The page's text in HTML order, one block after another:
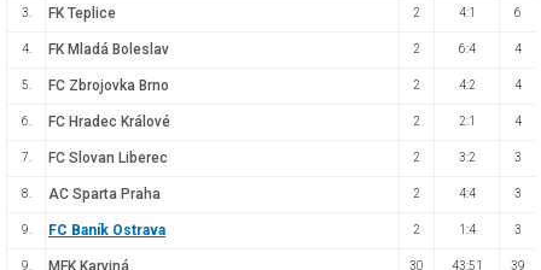
3. FK Teplice 2 4:1 6
4. FK Mladá Boleslav 2 6:4 4
5. FC Zbrojovka Brno 2 4:2 4
6. FC Hradec Králové 2 2:1 4
7. FC Slovan Liberec 2 3:2 3
8. AC Sparta Praha 2 4:4 3
9. FC Baník Ostrava 2 1:4 3
9. MFK Karviná 30 43:51 39